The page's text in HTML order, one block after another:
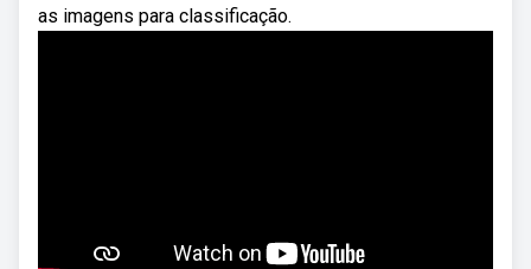
as imagens para classificação.